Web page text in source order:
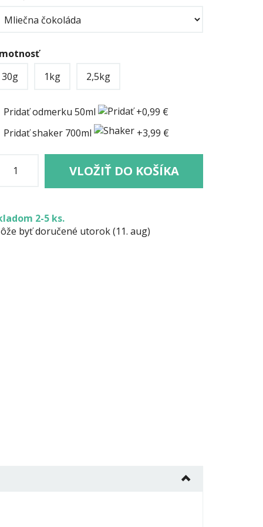
30g
1kg 2,5kg
Pridať odmerku 50ml
+0,99 €
Pridať shaker 700ml
+3,99 €
VLOŽIŤ DO KOŠÍKA
2-5 ks.
byť doručené utorok (11. aug)